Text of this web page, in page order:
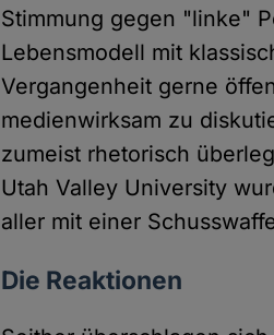
Stimmung gegen "linke"
Lebensmodell mit
Vergangenheit gerne
medienwirksam zu
zumeist rhetorisch
Utah Valley University
aller mit einer
Die Reaktionen